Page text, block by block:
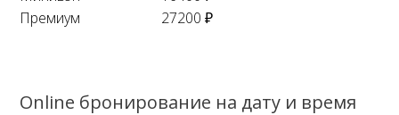
Премиум
27200 ₽
Online бронирование на дату и время